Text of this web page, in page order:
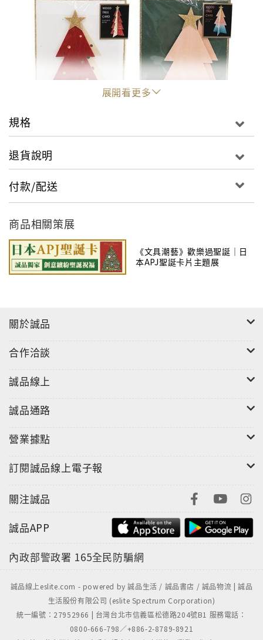
"
展開看更多
規格
退貨說明
付款/配送
商品相關策展
《文具潮藝》歡樂過聖誕｜日
本APJ聖誕卡片主題展
關於誠品
合作洽談
誠品線上
誠品通路
營業據點
訂閱誠品線上電子報
關注誠品
誠品APP
內政部警政署 165全民防騙網
誠品線上eslite.com - powered by 誠品生活 / 誠品書店 / 誠品物流 | 誠品
生活股份有限公司 (eslite Spectrum Corporation)
統一編號：27952966 | 台灣台北市信義區松德路204號B1 服務電話：
0800-666-798／+886-2-8789-8921